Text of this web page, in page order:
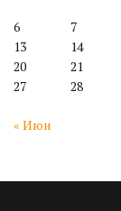
6
7
13
14
20
21
27
28
« Июн